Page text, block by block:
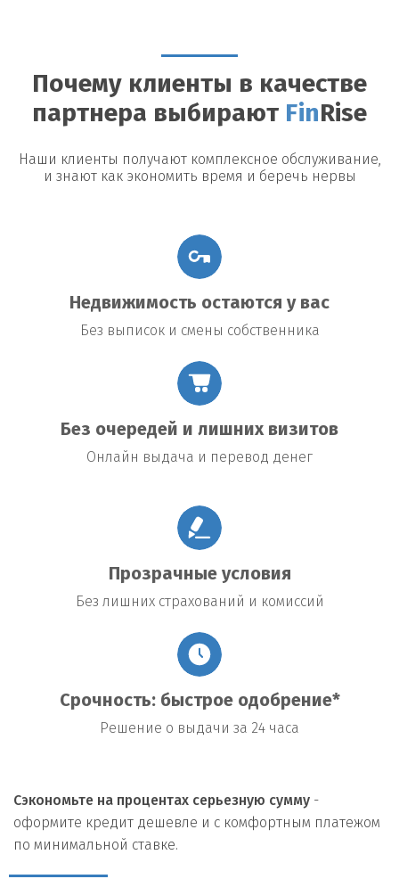
Возможные риски
Утрата недвижимости: В случае невыполнения условий
договора заемщик рискует потерять заложенное имущество.
Повышение процентной ставки:В некоторых договорах
предусмотрено повышение процентной ставки в случае
изменения общих экономических условий.
Почему клиенты в качестве
партнера выбирают Fin Rise
Наши клиенты получают комплексное обслуживание,
и знают как экономить время и беречь нервы
Недвижимость остаются у вас
Без выписок и смены собственника
Без очередей и лишних визитов
Онлайн выдача и перевод денег
Прозрачные условия
Без лишних страхований и комиссий
Срочность: быстрое одобрение*
Решение о выдачи за 24 часа
Сэкономьте на процентах серьезную сумму -
оформите кредит дешевле и с комфортным платежом
по минимальной ставке.